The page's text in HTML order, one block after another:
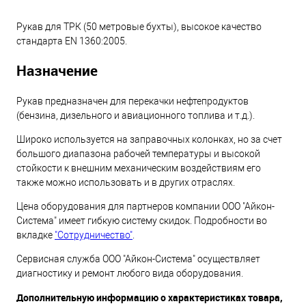
Рукав для ТРК (50 метровые бухты), высокое качество
стандарта EN 1360:2005.
Назначение
Рукав предназначен для перекачки нефтепродуктов
(бензина, дизельного и авиационного топлива и т.д.).
Широко используется на заправочных колонках, но за счет
большого диапазона рабочей температуры и высокой
стойкости к внешним механическим воздействиям его
также можно использовать и в других отраслях.
Цена оборудования для партнеров компании ООО "Айкон-
Система" имеет гибкую систему скидок. Подробности во
вкладке "Сотрудничество".
Сервисная служба ООО "Айкон-Система" осуществляет
диагностику и ремонт любого вида оборудования.
Дополнительную информацию о характеристиках товара,